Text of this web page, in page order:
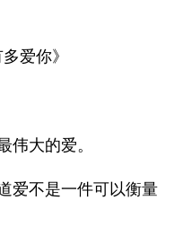
爱你》
伟大的爱。
爱不是一件可以衡量